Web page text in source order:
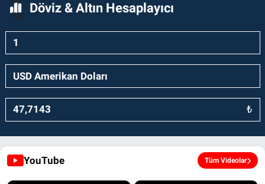
Döviz & Altın Hesaplayıcı
₺
YouTube Tüm Videolar